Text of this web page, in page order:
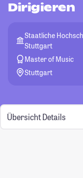
Dirigieren
Staatliche
Stuttgart
Master of Music
Stuttgart
Übersicht Details